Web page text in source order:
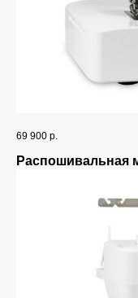
69 900 р.
Распошивальная